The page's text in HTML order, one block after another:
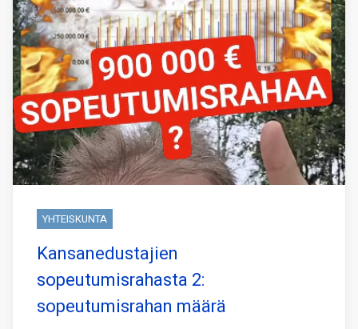
YHTEISKUNTA
Kansanedustajien
sopeutumisrahasta 2:
sopeutumisrahan määrä